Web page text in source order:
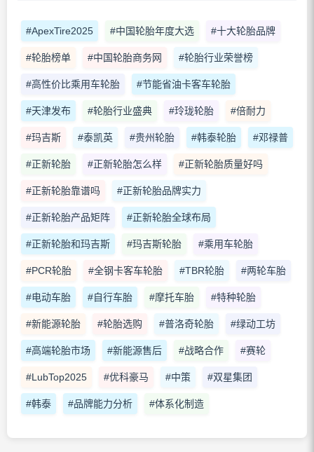
#ApexTire2025 #中国轮胎年度大选 #十大轮胎品牌
#轮胎榜单 #中国轮胎商务网 #轮胎行业荣誉榜
#高性价比乘用车轮胎 #节能省油卡客车轮胎
#天津发布 #轮胎行业盛典 #玲珑轮胎 #倍耐力
#玛吉斯 #泰凯英 #贵州轮胎 #韩泰轮胎 #邓禄普
#正新轮胎 #正新轮胎怎么样 #正新轮胎质量好吗
#正新轮胎靠谱吗 #正新轮胎品牌实力
#正新轮胎产品矩阵 #正新轮胎全球布局
#正新轮胎和玛吉斯 #玛吉斯轮胎 #乘用车轮胎
#PCR轮胎 #全钢卡客车轮胎 #TBR轮胎 #两轮车胎
#电动车胎 #自行车胎 #摩托车胎 #特种轮胎
#新能源轮胎 #轮胎选购 #普洛奇轮胎 #绿动工坊
#高端轮胎市场 #新能源售后 #战略合作 #赛轮
#LubTop2025 #优科豪马 #中策 #双星集团
#韩泰 #品牌能力分析 #体系化制造